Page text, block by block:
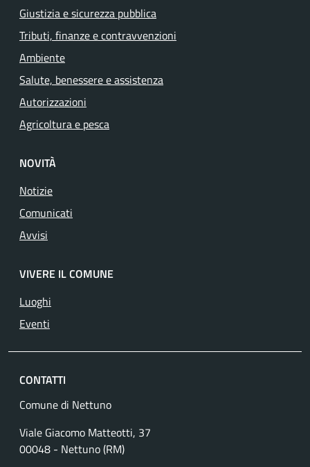
Giustizia e sicurezza pubblica
Tributi, finanze e contravvenzioni
Ambiente
Salute, benessere e assistenza
Autorizzazioni
Agricoltura e pesca
NOVITÀ
Notizie
Comunicati
Avvisi
VIVERE IL COMUNE
Luoghi
Eventi
CONTATTI
Comune di Nettuno
Viale Giacomo Matteotti, 37
00048 - Nettuno (RM)